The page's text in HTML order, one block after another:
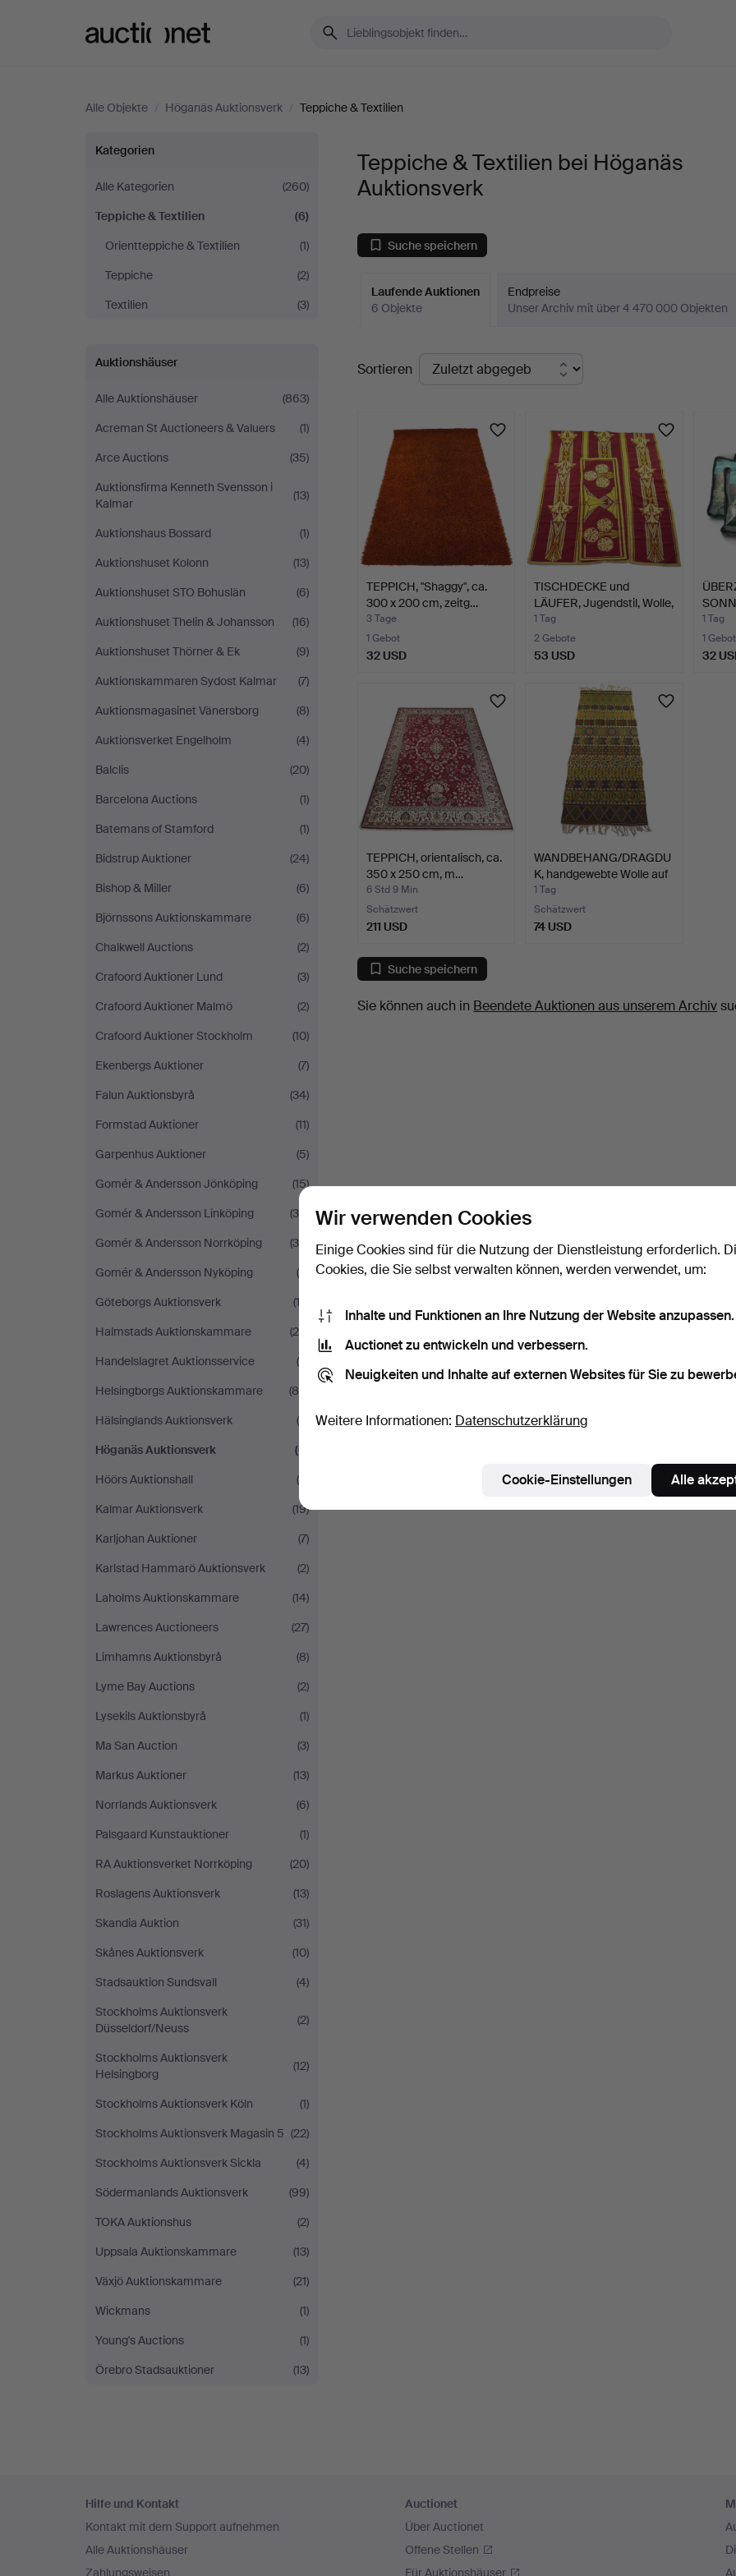
Alle Objekte / Höganäs Auktionsverk / Teppiche & Textilien
Teppiche
&
Textilien
bei
Höganäs
Auktionsverk
Kategorien
Alle Kategorien
(260)
Teppiche & Textilien
(6)
Orientteppiche & Textilien
(1)
Teppiche
(2)
Textilien
(3)
Auktionshäuser
Alle Auktionshäuser
(863)
Acreman St Auctioneers & Valuers
(1)
Arce Auctions
(35)
Auktionsfirma Kenneth Svensson i
Kalmar
(13)
Auktionshaus Bossard
(1)
Auktionshuset Kolonn
(13)
Auktionshuset STO Bohuslän
(6)
Auktionshuset Thelin & Johansson
(16)
Auktionshuset Thörner & Ek
(9)
Auktionskammaren Sydost Kalmar
(7)
Auktionsmagasinet Vänersborg
(8)
Auktionsverket Engelholm
(4)
Balclis
(20)
Barcelona Auctions
(1)
Batemans of Stamford
(1)
Bidstrup Auktioner
(24)
Bishop & Miller
(6)
Björnssons Auktionskammare
(6)
Chalkwell Auctions
(2)
Crafoord Auktioner Lund
(3)
Crafoord Auktioner Malmö
(2)
Crafoord Auktioner Stockholm
(10)
Ekenbergs Auktioner
(7)
Falun Auktionsbyrå
(34)
Formstad Auktioner
(11)
Garpenhus Auktioner
(5)
Gomér & Andersson Jönköping
(15)
Gomér & Andersson Linköping
(34)
Gomér & Andersson Norrköping
(34)
Gomér & Andersson Nyköping
(8)
Göteborgs Auktionsverk
(13)
Halmstads Auktionskammare
(26)
Handelslagret Auktionsservice
(9)
Helsingborgs Auktionskammare
(89)
Hälsinglands Auktionsverk
(8)
Höganäs Auktionsverk
(6)
Höörs Auktionshall
(4)
Kalmar Auktionsverk
(19)
Karljohan Auktioner
(7)
Karlstad Hammarö Auktionsverk
(2)
Laholms Auktionskammare
(14)
Lawrences Auctioneers
(27)
Limhamns Auktionsbyrå
(8)
Lyme Bay Auctions
(2)
Lysekils Auktionsbyrå
(1)
Ma San Auction
(3)
Markus Auktioner
(13)
Norrlands Auktionsverk
(6)
Palsgaard Kunstauktioner
(1)
RA Auktionsverket Norrköping
(20)
Roslagens Auktionsverk
(13)
Skandia Auktion
(31)
Skånes Auktionsverk
(10)
Stadsauktion Sundsvall
(4)
Stockholms Auktionsverk
Düsseldorf/Neuss
(2)
Stockholms Auktionsverk
Helsingborg
(12)
Stockholms Auktionsverk Köln
(1)
Stockholms Auktionsverk Magasin 5 (22)
Stockholms Auktionsverk Sickla
(4)
Södermanlands Auktionsverk
(99)
TOKA Auktionshus
(2)
Uppsala Auktionskammare
(13)
Växjö Auktionskammare
(21)
Wickmans
(1)
Young's Auctions
(1)
Örebro Stadsauktioner
(13)
Teppiche & Textilien bei Höganäs
Auktionsverk
Suche speichern
Laufende Auktionen
6 Objekte
Endpreise
Unser Archiv mit über 4 470 000 Objekten
Laufende
Auktionen
Sortieren
TEPPICH, "Shaggy", ca.
300 x 200 cm, zeitg…
3 Tage
1 Gebot
32 USD
TISCHDECKE und
LÄUFER, Jugendstil, Wolle,
…
1 Tag
2 Gebote
53 USD
1 Tag
1 Gebot
32
TEPPICH, orientalisch, ca.
350 x 250 cm, m…
6 Std 9 Min
Schätzwert
211 USD
WANDBEHANG/DRAGDU
K, handgewebte Wolle auf
…
1 Tag
Schätzwert
74 USD
Suche speichern
Sie können auch in Beendete Auktionen aus unserem Archiv
Navigation
Hilfe und Kontakt
Kontakt mit dem Support aufnehmen
Alle Auktionshäuser
Zahlungsweisen
Auctionet
Über Auctionet
Offene Stellen
Für Auktionshäuser
Wir verwenden Cookies
Einige Cookies sind für die Nutzung der Dienstleistung erforderlich.
Cookies, die Sie selbst verwalten können, werden verwendet, um:
Inhalte und Funktionen an Ihre Nutzung der Website anzupassen.
Auctionet zu entwickeln und verbessern.
Neuigkeiten und Inhalte auf externen Websites für Sie zu
Weitere Informationen: Datenschutzerklärung
Cookie-Einstellungen Alle